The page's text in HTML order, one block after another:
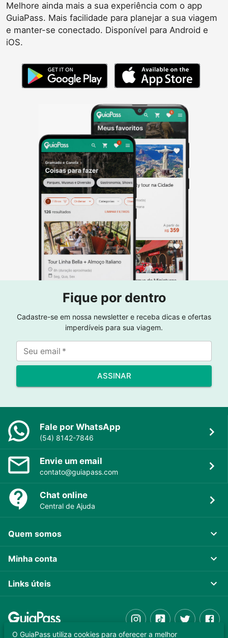
Melhore ainda mais a sua experiência com o app
GuiaPass. Mais facilidade para planejar a sua viagem
e manter-se conectado. Disponível para Android e
iOS.
Fique por dentro
Cadastre-se em nossa newsletter e receba dicas e ofertas
imperdíveis para sua viagem.
Seu email *
ASSINAR
Fale por WhatsApp
(54) 8142-7846
Envie um email
contato@guiapass.com
Chat online
Central de Ajuda
Quem somos
Minha conta
Links úteis
O GuiaPass utiliza cookies para oferecer a melhor